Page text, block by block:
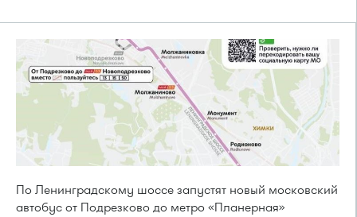
По Ленинградскому шоссе запустят новый московский
автобус от Подрезково до метро «Планерная»